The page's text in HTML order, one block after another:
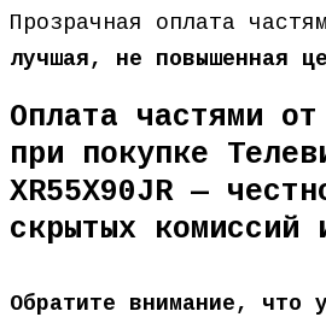
Прозрачная оплата
лучшая, не повышенная
Оплата частями
при покупке
XR55X90JR —
скрытых комиссий
Обратите внимание, что